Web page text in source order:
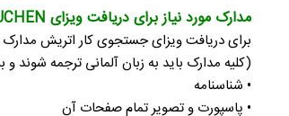
مدارک مورد نیاز برای دریافت ویزای JOB SUCHEN اتریش کدامند؟
برای دریافت ویزای جستجوی کار اتریش مدارک
(کلیه مدارک باید به زبان آلمانی ترجمه شوند
• شناسنامه
• پاسپورت و تصویر تمام صفحات آن